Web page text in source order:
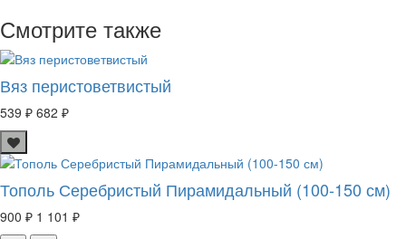
Смотрите также
Вяз перистоветвистый
539 ₽ 682 ₽
Тополь Серебристый Пирамидальный (100-150 см)
900 ₽ 1 101 ₽